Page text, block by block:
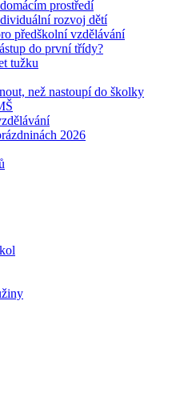
prostředí
rozvoj dětí
předškolní vzdělávání
do první třídy?
tužku
než nastoupí do školky
2026